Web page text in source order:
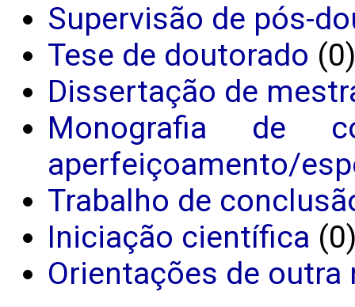
Supervisão de pós-
Tese de doutorado (0)
Dissertação de
Monografia de
aperfeiçoamento/
Trabalho de
Iniciação científica
Orientações de outra